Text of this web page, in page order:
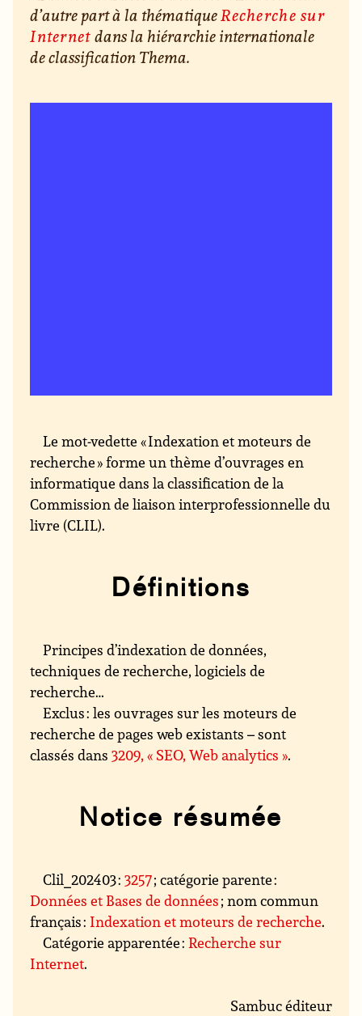
d’autre part à la thématiqueRecherche sur
Internetdans la hiérarchie internationale
de classification Thema.
Le mot-vedette « Indexation et moteurs de
recherche » forme un thème d’ouvrages en
informatique dans la classification de la
Commission de liaison interprofessionnelle du
livre (CLIL).
Définitions
Principes d’indexation de données,
techniques de recherche, logiciels de
recherche…
Exclus : les ouvrages sur les moteurs de
recherche de pages web existants – sont
classés dans3209, « SEO, Web analytics ».
Notice résumée
Clil_202403 :3257; catégorie parente :
Données et Bases de données; nom commun
français : Indexation et moteurs de recherche.
Catégorie apparentée :Recherche sur
Internet.
Sambuc éditeur